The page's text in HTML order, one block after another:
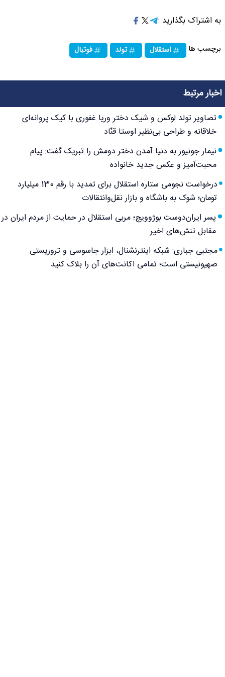
به اشتراک بگذارید :
برچسب ها: استقلال تولد فوتبال
اخبار مرتبط
تصاویر تولد لوکس و شیک دختر وریا غفوری با کیک پروانه‌ای
خلاقانه و طراحی بی‌نظیر اوستا قنّاد
نیمار جونیور به دنیا آمدن دختر دومش را تبریک گفت: پیام
محبت‌آمیز و عکس جدید خانواده
درخواست نجومی ستاره استقلال برای تمدید با رقم 130 میلیارد
تومان؛ شوک به باشگاه و بازار نقل‌وانتقالات
پسر ایران‌دوست بوژوویچ؛ مربی استقلال در حمایت از مردم ایران در
مقابل تنش‌های اخیر
مجتبی جباری: شبکه اینترنشنال، ابزار جاسوسی و تروریستی
صهیونیستی است؛ تمامی اکانت‌های آن را بلاک کنید